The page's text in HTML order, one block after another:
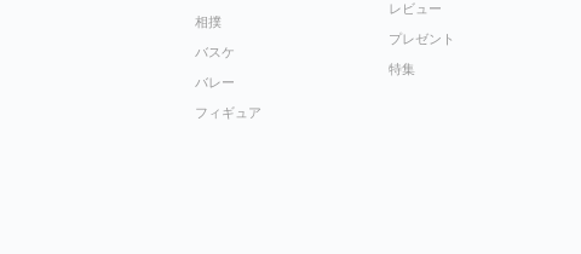
相撲
バスケ
バレー
フィギュア
レビュー
プレゼント
特集